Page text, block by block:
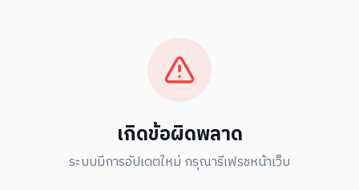
เกิดข้อผิดพลาด
ระบบมีการอัปเดตใหม่ กรุณารีเฟรชหน้าเว็บ